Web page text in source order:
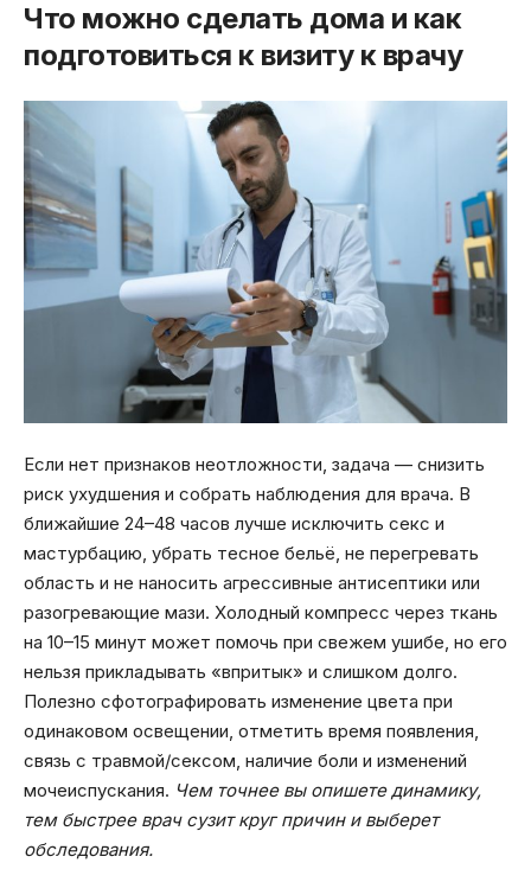
Что можно сделать дома и как
подготовиться к визиту к врачу
Если нет признаков неотложности, задача — снизить
риск ухудшения и собрать наблюдения для врача. В
ближайшие 24–48 часов лучше исключить секс и
мастурбацию, убрать тесное бельё, не перегревать
область и не наносить агрессивные антисептики или
разогревающие мази. Холодный компресс через ткань
на 10–15 минут может помочь при свежем ушибе, но его
нельзя прикладывать «впритык» и слишком долго.
Полезно сфотографировать изменение цвета при
одинаковом освещении, отметить время появления,
связь с травмой/сексом, наличие боли и изменений
мочеиспускания. Чем точнее вы опишете динамику,
тем быстрее врач сузит круг причин и выберет
обследования.